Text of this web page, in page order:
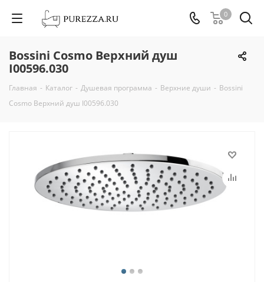
0
Bossini Cosmo Верхний душ
I00596.030
Главная - Каталог - Душевая программа - Верхние души - Bossini
Cosmo Верхний душ I00596.030